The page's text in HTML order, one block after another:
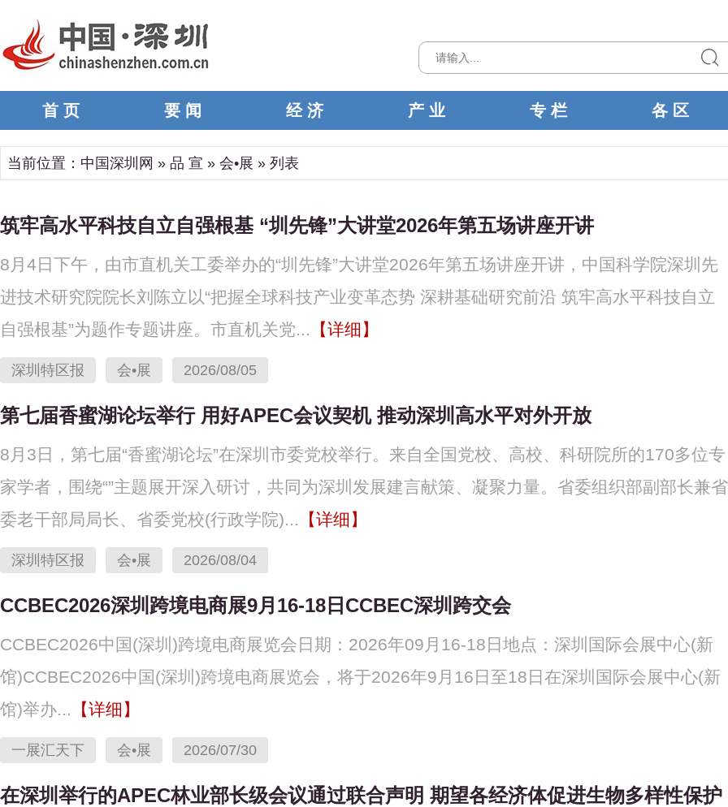
首 页 要 闻 经 济 产 业 专 栏 各 区
当前位置： 中国深圳网 » 品 宣 » 会•展 » 列表
筑牢高水平科技自立自强根基 “圳先锋”大讲堂2026年第五场讲座开讲
8月4日下午，由市直机关工委举办的“圳先锋”大讲堂2026年第五场讲座开讲，中国科学院深圳先
进技术研究院院长刘陈立以“把握全球科技产业变革态势 深耕基础研究前沿 筑牢高水平科技自立
自强根基”为题作专题讲座。市直机关党... 【详细】
深圳特区报 会•展 2026/08/05
第七届香蜜湖论坛举行 用好APEC会议契机 推动深圳高水平对外开放
8月3日，第七届“香蜜湖论坛”在深圳市委党校举行。来自全国党校、高校、科研院所的170多位专
家学者，围绕“”主题展开深入研讨，共同为深圳发展建言献策、凝聚力量。省委组织部副部长兼省
委老干部局局长、省委党校(行政学院)... 【详细】
深圳特区报 会•展 2026/08/04
CCBEC2026深圳跨境电商展9月16-18日CCBEC深圳跨交会
CCBEC2026中国(深圳)跨境电商展览会日期：2026年09月16-18日地点：深圳国际会展中心(新
馆)CCBEC2026中国(深圳)跨境电商展览会，将于2026年9月16日至18日在深圳国际会展中心(新
馆)举办... 【详细】
一展汇天下 会•展 2026/07/30
在深圳举行的APEC林业部长级会议通过联合声明 期望各经济体促进生物多样性保护